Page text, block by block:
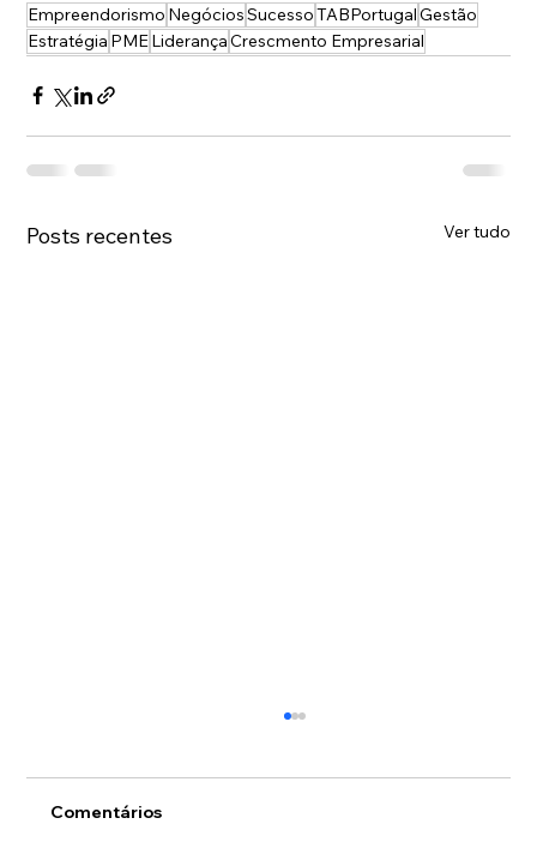
Empreendorismo NegóciosSucessoTABPortugalGestão
Estratégia PMELiderançaCrescmento Empresarial
Posts recentes Ver tudo
Comentários